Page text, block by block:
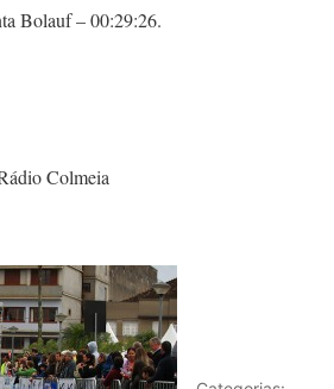
Bolauf – 00:29:26.
Colmeia